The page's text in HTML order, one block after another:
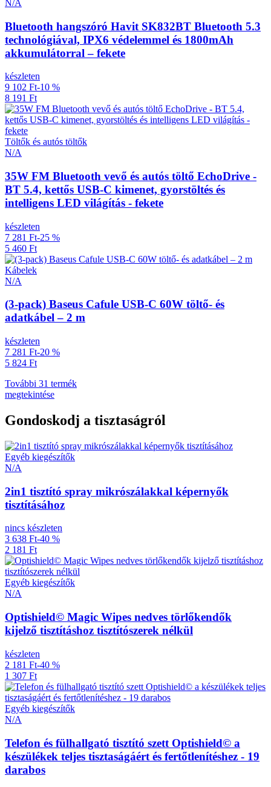
N/A
Bluetooth hangszóró Havit SK832BT Bluetooth 5.3
technológiával, IPX6 védelemmel és 1800mAh
akkumulátorral – fekete
készleten
9 102 Ft-10 %
8 191 Ft
Töltők és autós töltők
N/A
35W FM Bluetooth vevő és autós töltő EchoDrive -
BT 5.4, kettős USB-C kimenet, gyorstöltés és
intelligens LED világítás - fekete
készleten
7 281 Ft-25 %
5 460 Ft
Kábelek
N/A
(3-pack) Baseus Cafule USB-C 60W töltő- és
adatkábel – 2 m
készleten
7 281 Ft-20 %
5 824 Ft
További 31 termék
megtekintése
Gondoskodj a tisztaságról
Egyéb kiegészítők
N/A
2in1 tisztító spray mikrószálakkal képernyők
tisztításához
nincs készleten
3 638 Ft-40 %
2 181 Ft
Egyéb kiegészítők
N/A
Optishield© Magic Wipes nedves törlőkendők
kijelző tisztításhoz tisztítószerek nélkül
készleten
2 181 Ft-40 %
1 307 Ft
Egyéb kiegészítők
N/A
Telefon és fülhallgató tisztító szett Optishield© a
készülékek teljes tisztaságáért és fertőtlenítéshez - 19
darabos